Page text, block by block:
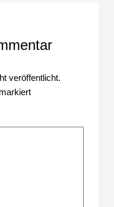
veröffentlicht.
markiert